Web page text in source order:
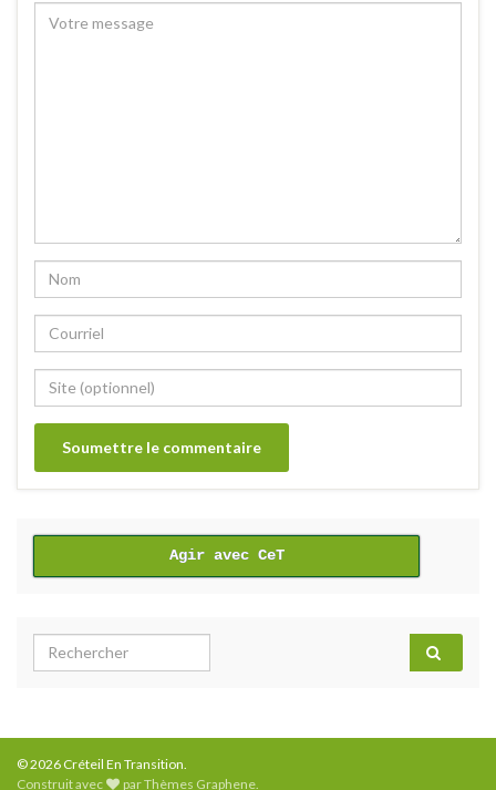
Alternative:
Agir avec CeT
Search for:
© 2026 Créteil En Transition.
Construit avec
parThèmes Graphene